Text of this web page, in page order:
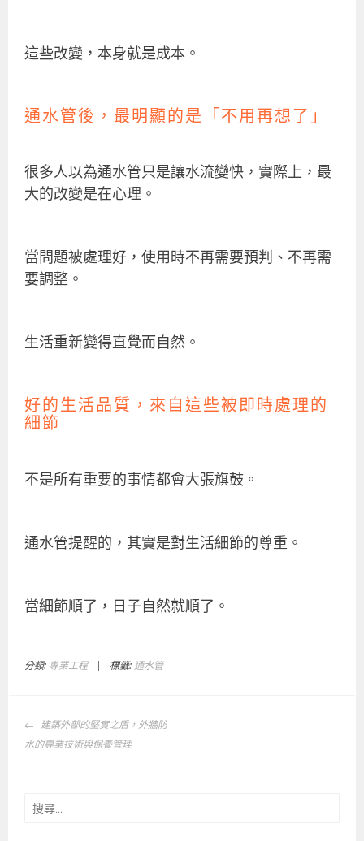
這些改變，本身就是成本。
通水管後，最明顯的是「不用再想了」
很多人以為通水管只是讓水流變快，實際上，最
大的改變是在心理。
當問題被處理好，使用時不再需要預判、不再需
要調整。
生活重新變得直覺而自然。
好的生活品質，來自這些被即時處理的
細節
不是所有重要的事情都會大張旗鼓。
通水管提醒的，其實是對生活細節的尊重。
當細節順了，日子自然就順了。
分類: 專業工程 標籤: 通水管
文
章
建築外部的堅實之盾，外牆防
水的專業技術與保養管理
搜